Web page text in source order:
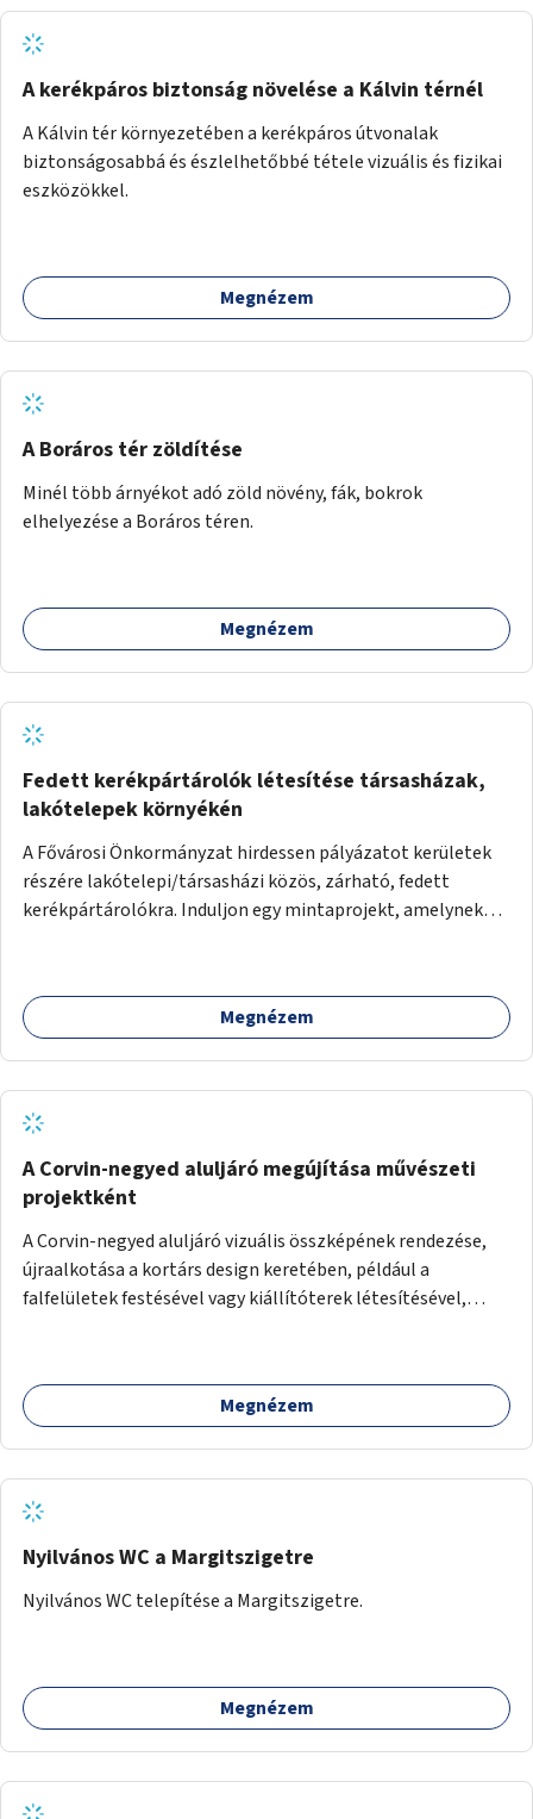
A kerékpáros biztonság növelése a Kálvin térnél
A Kálvin tér környezetében a kerékpáros útvonalak
biztonságosabbá és észlelhetőbbé tétele vizuális és fizikai
eszközökkel.
Megnézem
A Boráros tér zöldítése
Minél több árnyékot adó zöld növény, fák, bokrok
elhelyezése a Boráros téren.
Megnézem
Fedett kerékpártárolók létesítése társasházak,
lakótelepek környékén
A Fővárosi Önkormányzat hirdessen pályázatot kerületek
részére lakótelepi/társasházi közös, zárható, fedett
kerékpártárolókra. Induljon egy mintaprojekt, amelynek
Megnézem
A Corvin-negyed aluljáró megújítása művészeti
projektként
A Corvin-negyed aluljáró vizuális összképének rendezése,
újraalkotása a kortárs design keretében, például a
falfelületek festésével vagy kiállítóterek létesítésével,
bemutatkozásra, szélesebb körben való ismertségre.
Megnézem
Nyilvános WC a Margitszigetre
Nyilvános WC telepítése a Margitszigetre.
Megnézem